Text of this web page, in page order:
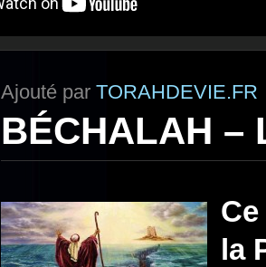
Ajouté par TORAHDEVIE.FR
BÉCHALAH –
la